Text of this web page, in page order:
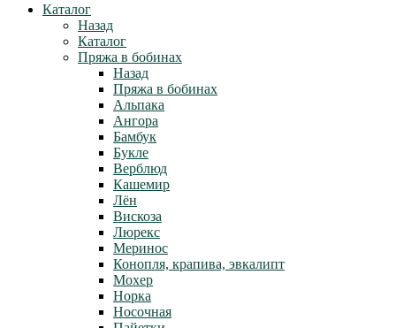
Каталог
Назад
Каталог
Пряжа в бобинах
Назад
Пряжа в бобинах
Альпака
Ангора
Бамбук
Букле
Верблюд
Кашемир
Лён
Вискоза
Люрекс
Меринос
Конопля, крапива, эвкалипт
Мохер
Норка
Носочная